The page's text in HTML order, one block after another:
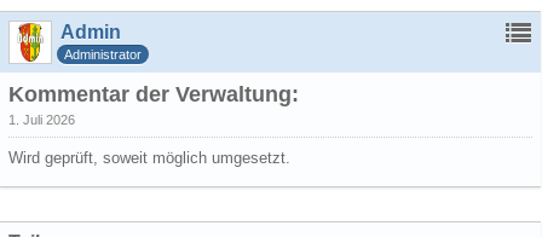
Admin
Administrator
Kommentar der Verwaltung:
1. Juli 2026
Wird geprüft, soweit möglich umgesetzt.